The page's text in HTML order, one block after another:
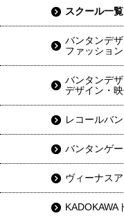
スクール一覧
バンタンデ
ファッショ
バンタンデ
デザイン・
レコールバ
バンタンゲ
ヴィーナス
KADOKAWA